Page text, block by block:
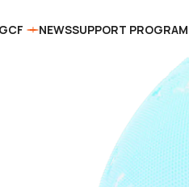
NEWSSUPPORT PROGRAM